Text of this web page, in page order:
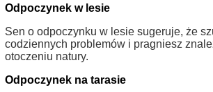
Odpoczynek w lesie
Sen o odpoczynku w lesie sugeruje, że
codziennych problemów i pragniesz
otoczeniu natury.
Odpoczynek na tarasie